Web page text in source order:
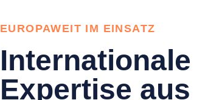
EUROPAWEIT IM EINSATZ
Internationale
Expertise aus